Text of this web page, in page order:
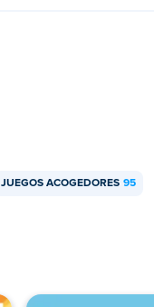
JUEGOS ACOGEDORES 95